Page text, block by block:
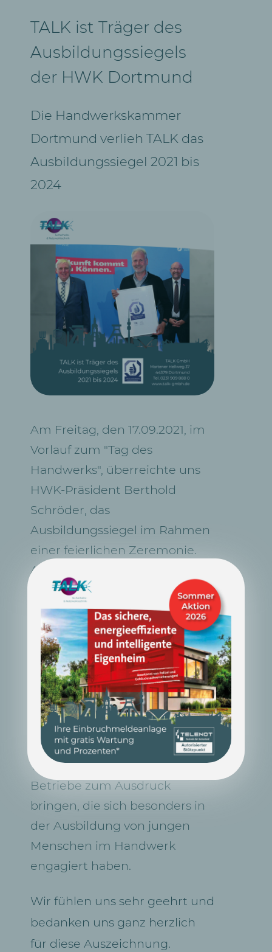
TALK ist Träger des
Ausbildungssiegels
der HWK Dortmund
Die Handwerkskammer
Dortmund verlieh TALK das
Ausbildungssiegel 2021 bis
2024
Am Freitag, den 17.09.2021, im
Vorlauf zum "Tag des
Handwerks", überreichte uns
HWK-Präsident Berthold
Schröder, das
Ausbildungssiegel im Rahmen
einer feierlichen Zeremonie.
Als Ehrengast nahm Karl-Josef
Laumann, Minister für Arbeit,
Gesundheit und Soziales des
Landes NRW, an der
Veranstaltung teil.
Mit dem Ausbildungssiegel
möchte die
Handwerkskammer Dortmund
ein Zeichen der
Wertschätzung für die
Betriebe zum Ausdruck
bringen, die sich besonders in
der Ausbildung von jungen
Menschen im Handwerk
engagiert haben.
Wir fühlen uns sehr geehrt und
bedanken uns ganz herzlich
für diese Auszeichnung.